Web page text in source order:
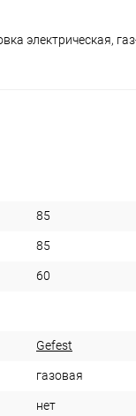
электрическая,
85
85
60
Gefest
газовая
нет